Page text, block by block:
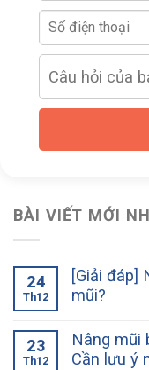
BÀI VIẾT MỚI
24
Th12
[Giải đáp]
mũi?
23
Th12
Nâng mũi
Cần lưu ý